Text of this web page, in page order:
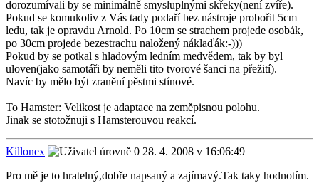
dorozumívali by se minimálně smysluplnými skřeky(není zvíře).
Pokud se komukoliv z Vás tady podaří bez nástroje probořit 5cm
ledu, tak je opravdu Arnold. Po 10cm se strachem projede osobák,
po 30cm projede bezestrachu naložený náklaďák:-)))
Pokud by se potkal s hladovým ledním medvědem, tak by byl
uloven(jako samotáři by neměli tito tvorové šanci na přežití).
Navíc by mělo být zranění pěstmi stínové.
To Hamster: Velikost je adaptace na zeměpisnou polohu.
Jinak se stotožnuji s Hamsterouvou reakcí.
Killonex
28. 4. 2008 v 16:06:49
Pro mě je to hratelný,dobře napsaný a zajímavý.Tak taky hodnotím.